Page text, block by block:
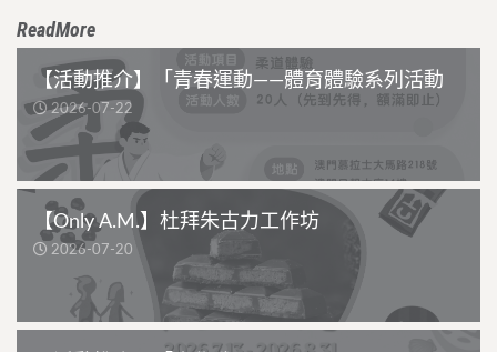
ReadMore
【活動推介】「青春運動——體育體驗系列活動
2026-07-22
【Only A.M.】杜拜朱古力工作坊
2026-07-20